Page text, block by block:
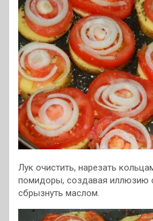
Лук очистить, нарезать
помидоры, создавая иллюзию
сбрызнуть маслом.